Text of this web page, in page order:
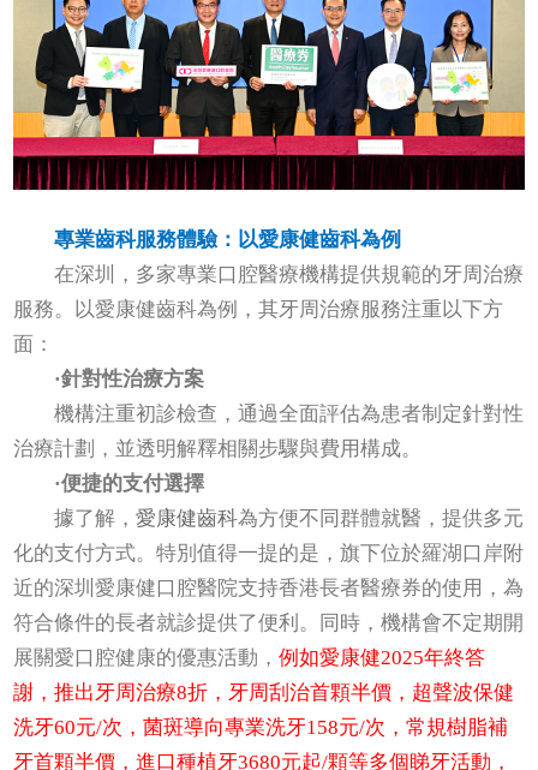
專業齒科服務體驗：以愛康健齒科為例
在深圳，多家專業口腔醫療機構提供規範的牙周治療
服務。以愛康健齒科為例，其牙周治療服務注重以下方
面：
·針對性治療方案
機構注重初診檢查，通過全面評估為患者制定針對性
治療計劃，並透明解釋相關步驟與費用構成。
·便捷的支付選擇
據了解，愛康健齒科為方便不同群體就醫，提供多元
化的支付方式。特別值得一提的是，旗下位於羅湖口岸附
近的深圳愛康健口腔醫院支持香港長者醫療券的使用，為
符合條件的長者就診提供了便利。同時，機構會不定期開
展關愛口腔健康的優惠活動，例如愛康健2025年終答
謝，推出牙周治療8折，牙周刮治首顆半價，超聲波保健
洗牙60元/次，菌斑導向專業洗牙158元/次，常規樹脂補
牙首顆半價，進口種植牙3680元起/顆等多個睇牙活動，